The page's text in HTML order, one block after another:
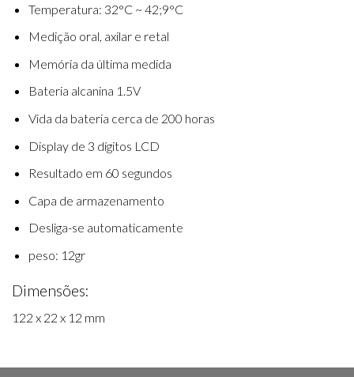
Temperatura: 32°C ~ 42;9°C
Medição oral, axilar e retal
Memória da última medida
Bateria alcanina 1.5V
Vida da bateria cerca de 200 horas
Display de 3 dígitos LCD
Resultado em 60 segundos
Capa de armazenamento
Desliga-se automaticamente
peso: 12gr
Dimensões:
122 x 22 x 12 mm